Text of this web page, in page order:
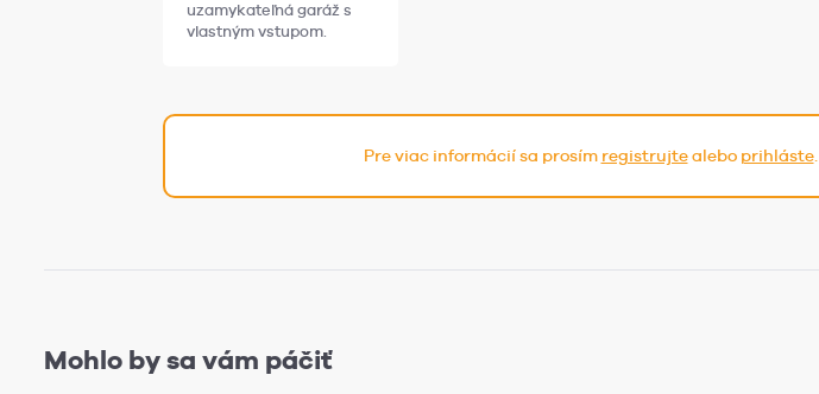
uzamykateľná garáž s
vlastným vstupom.
Pre viac informácií sa prosím registrujtealebo prihláste.
Mohlo by sa vám páčiť